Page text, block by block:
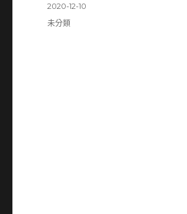
發
佈
2020-12-10
分
未分類